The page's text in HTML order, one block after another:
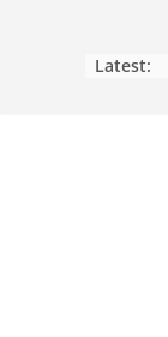
Latest: